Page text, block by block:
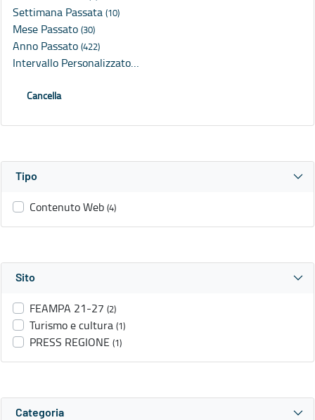
Settimana Passata (10)
Mese Passato (30)
Anno Passato (422)
Intervallo Personalizzato…
Cancella
Tipo
Contenuto Web (4)
Sito
FEAMPA 21-27 (2)
Turismo e cultura (1)
PRESS REGIONE (1)
Categoria